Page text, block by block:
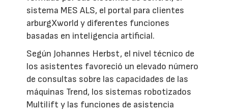
sistema MES ALS, el portal para clientes
arburgXworld y diferentes funciones
basadas en inteligencia artificial.
Según Johannes Herbst, el nivel técnico de
los asistentes favoreció un elevado número
de consultas sobre las capacidades de las
máquinas Trend, los sistemas robotizados
Multilift y las funciones de asistencia